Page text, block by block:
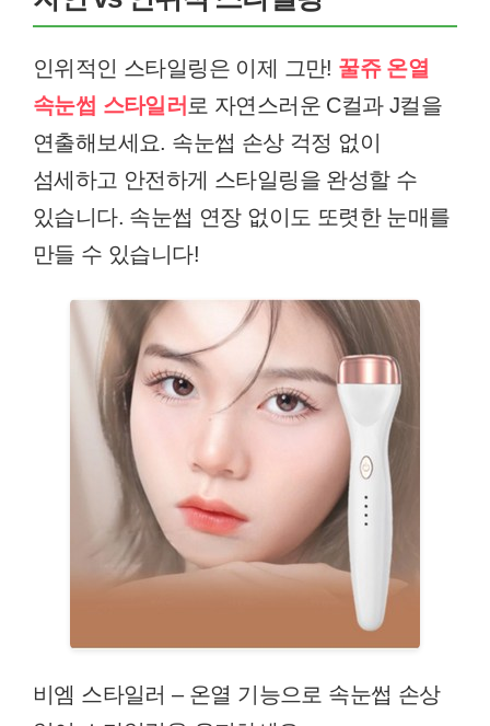
인위적인 스타일링은 이제 그만! 꿀쥬 온열
속눈썹 스타일러 로 자연스러운 C컬과 J컬을
연출해보세요. 속눈썹 손상 걱정 없이
섬세하고 안전하게 스타일링을 완성할 수
있습니다. 속눈썹 연장 없이도 또렷한 눈매를
만들 수 있습니다!
비엠 스타일러 – 온열 기능으로 속눈썹 손상